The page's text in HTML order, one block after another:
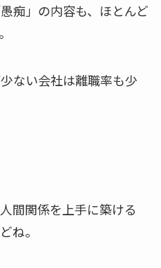
痴」の内容も、ほとんど
ない会社は離職率も少
間関係を上手に築ける
ね。